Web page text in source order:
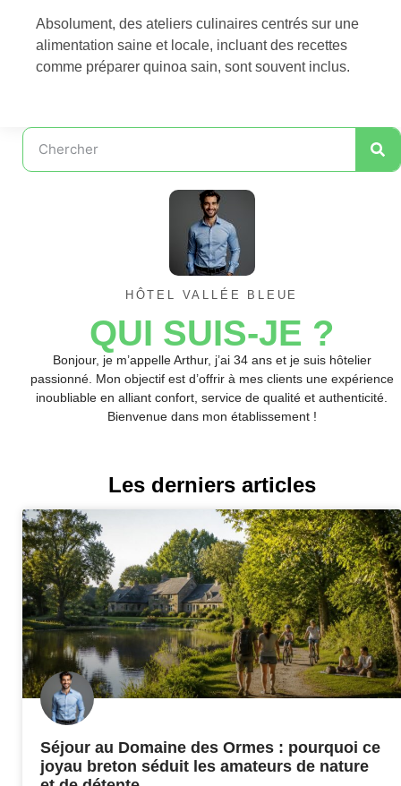
Absolument, des ateliers culinaires centrés sur une
alimentation saine et locale, incluant des recettes
comme préparer quinoa sain, sont souvent inclus.
HÔTEL VALLÉE BLEUE
QUI SUIS-JE ?
Bonjour, je m’appelle Arthur, j’ai 34 ans et je suis hôtelier
passionné. Mon objectif est d’offrir à mes clients une expérience
inoubliable en alliant confort, service de qualité et authenticité.
Bienvenue dans mon établissement !
Les derniers articles
Séjour au Domaine des Ormes : pourquoi ce
joyau breton séduit les amateurs de nature